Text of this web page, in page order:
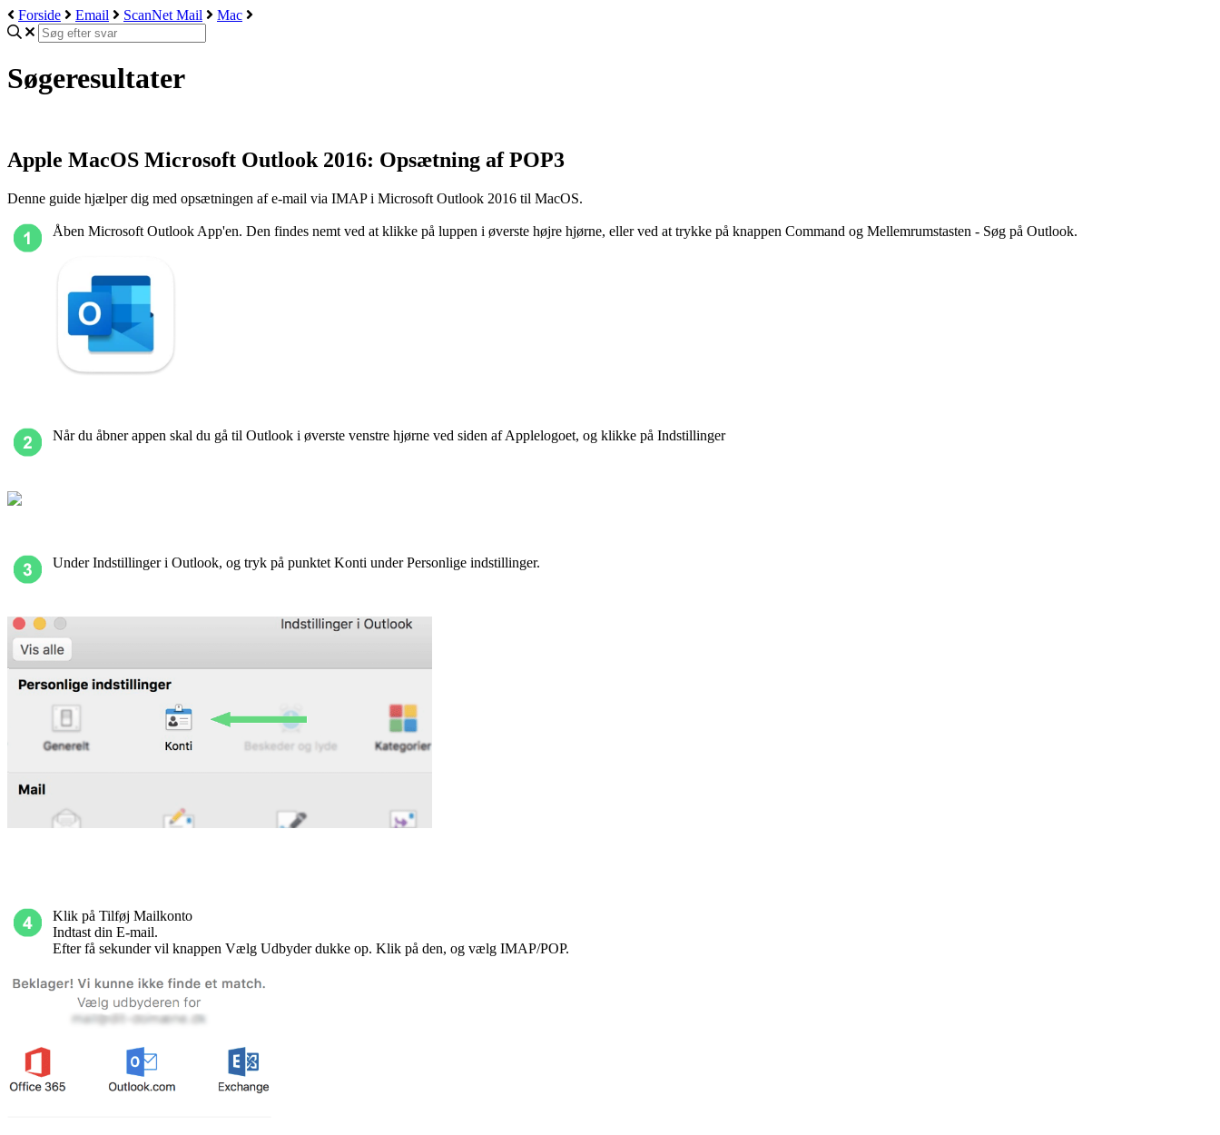
Forside Email ScanNet Mail Mac
Søgeresultater
Apple MacOS Microsoft Outlook 2016: Opsætning af POP3
Denne guide hjælper dig med opsætningen af e-mail via IMAP i Microsoft Outlook 2016 til MacOS.
Åben Microsoft Outlook App'en. Den findes nemt ved at klikke på luppen i øverste højre hjørne, eller ved at trykke på knappen Command og Mellemrumstasten - Søg på Outlook.
Når du åbner appen skal du gå til Outlook i øverste venstre hjørne ved siden af Applelogoet, og klikke på Indstillinger
Under Indstillinger i Outlook, og tryk på punktet Konti under Personlige indstillinger.
Klik på Tilføj Mailkonto
Indtast din E-mail.
Efter få sekunder vil knappen Vælg Udbyder dukke op. Klik på den, og vælg IMAP/POP.